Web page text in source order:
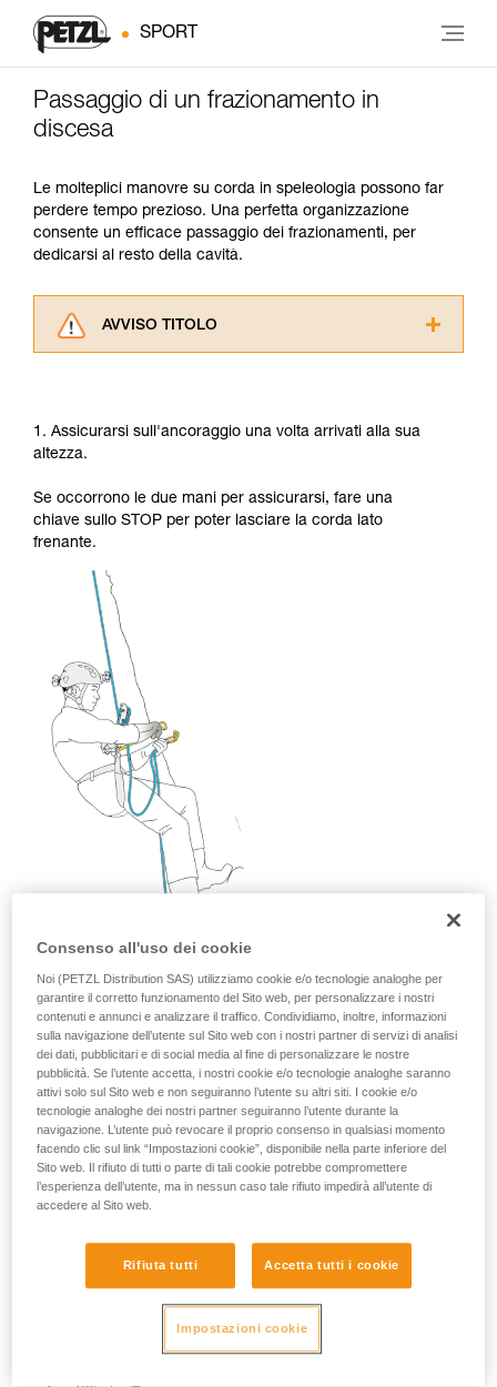
SPORT
Passaggio di un frazionamento in
discesa
Le molteplici manovre su corda in speleologia possono far
perdere tempo prezioso. Una perfetta organizzazione
consente un efficace passaggio dei frazionamenti, per
dedicarsi al resto della cavità.
AVVISO TITOLO
informazioni dell’istruzione tecnica per poter
formazione ed un addestramento specifico.
Verificate con un professionista la vostra
Forniamo esempi di tecniche relative alla vostra
attività. Ne possono esistere altre che non
vengono qui descritte.
1. Assicurarsi sull'ancoraggio una volta arrivati alla sua
altezza.
Se occorrono le due mani per assicurarsi, fare una
chiave sullo STOP per poter lasciare la corda lato
frenante.
2. Scendere ancora per trasferire il peso sulla longe.
Liberare lo STOP e riposizionarlo sulla corda al di sotto
del frazionamento.
Consenso all'uso dei cookie
Noi (PETZL Distribution SAS) utilizziamo cookie e/o tecnologie analoghe per
garantire il corretto funzionamento del Sito web, per personalizzare i nostri
contenuti e annunci e analizzare il traffico. Condividiamo, inoltre, informazioni
sulla navigazione dell’utente sul Sito web con i nostri partner di servizi di analisi
dei dati, pubblicitari e di social media al fine di personalizzare le nostre
pubblicità. Se l’utente accetta, i nostri cookie e/o tecnologie analoghe saranno
attivi solo sul Sito web e non seguiranno l’utente su altri siti. I cookie e/o
tecnologie analoghe dei nostri partner seguiranno l’utente durante la
navigazione. L’utente può revocare il proprio consenso in qualsiasi momento
facendo clic sul link “Impostazioni cookie”, disponibile nella parte inferiore del
Sito web. Il rifiuto di tutti o parte di tali cookie potrebbe compromettere
l’esperienza dell’utente, ma in nessun caso tale rifiuto impedirà all’utente di
accedere al Sito web.
Rifiuta tutti Accetta tutti i cookie
Impostazioni cookie